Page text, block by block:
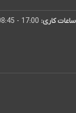
ساعات کاری: